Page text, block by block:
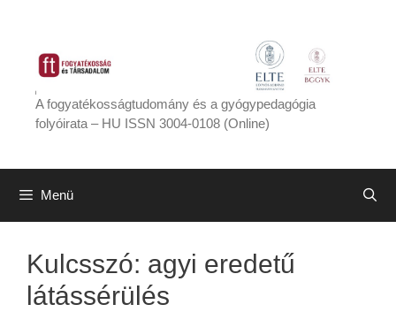
tartalomba
A fogyatékosságtudomány és a gyógypedagógia
folyóirata – HU ISSN 3004-0108 (Online)
Menü
Kulcsszó: agyi eredetű
látássérülés